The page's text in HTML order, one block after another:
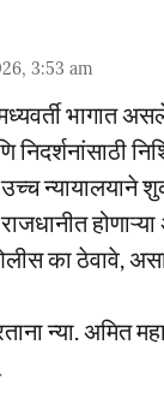
3:53 am
भागात
न्यायालयाने
का ठेवावे, असा
न्या. अमित